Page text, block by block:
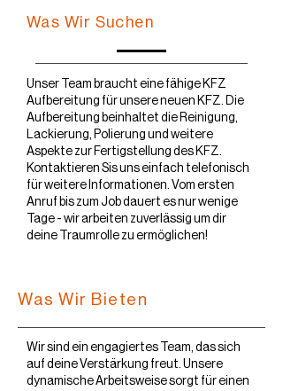
Was Wir Suchen
Unser Team braucht eine fähige KFZ
Aufbereitung für unsere neuen KFZ. Die
Aufbereitung beinhaltet die Reinigung,
Lackierung, Polierung und weitere
Aspekte zur Fertigstellung des KFZ.
Kontaktieren Sis uns einfach telefonisch
für weitere Informationen. Vom ersten
Anruf bis zum Job dauert es nur wenige
Tage - wir arbeiten zuverlässig um dir
deine Traumrolle zu ermöglichen!
Was Wir Bieten
Wir sind ein engagiertes Team, das sich
auf deine Verstärkung freut. Unsere
dynamische Arbeitsweise sorgt für einen